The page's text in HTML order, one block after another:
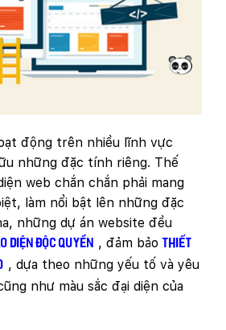
động trên nhiều lĩnh vực
những đặc tính riêng. Thế
web chắn chắn phải mang
làm nổi bật lên những đặc
những dự án website đều
diện độc quyền , đảm bảo thiết
, dựa theo những yếu tố và yêu
như màu sắc đại diện của